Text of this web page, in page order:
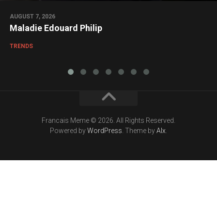
AUGUST 7, 2026
Maladie Edouard Philip
TRENDS
Francais Meme © 2026. All Rights Reserved.
Powered byWordPress . Theme byAlx